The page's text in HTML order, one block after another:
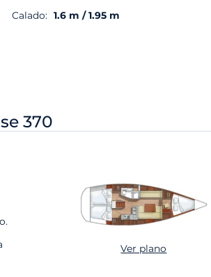
Calado: 1.6 m / 1.95 m
370
Ver plano